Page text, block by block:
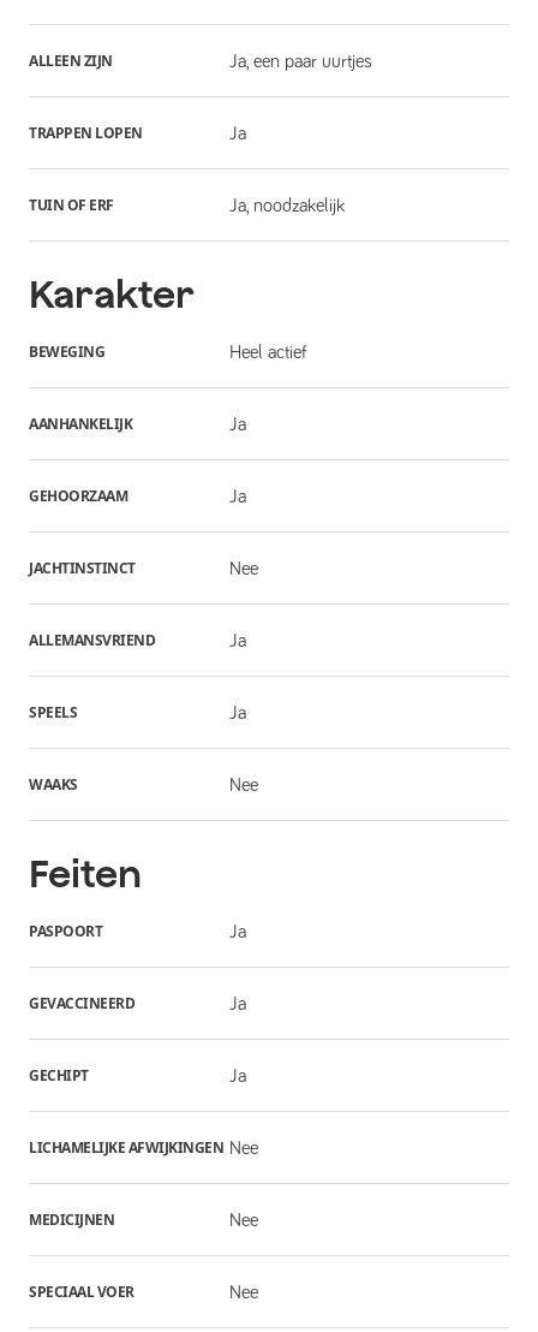
ALLEEN ZIJN Ja, een paar uurtjes
TRAPPEN LOPEN Ja
TUIN OF ERF Ja, noodzakelijk
Karakter
BEWEGING Heel actief
AANHANKELIJK Ja
GEHOORZAAM Ja
JACHTINSTINCT Nee
ALLEMANSVRIEND Ja
SPEELS Ja
WAAKS Nee
Feiten
PASPOORT Ja
GEVACCINEERD Ja
GECHIPT Ja
LICHAMELIJKE AFWIJKINGEN Nee
MEDICIJNEN Nee
SPECIAAL VOER Nee